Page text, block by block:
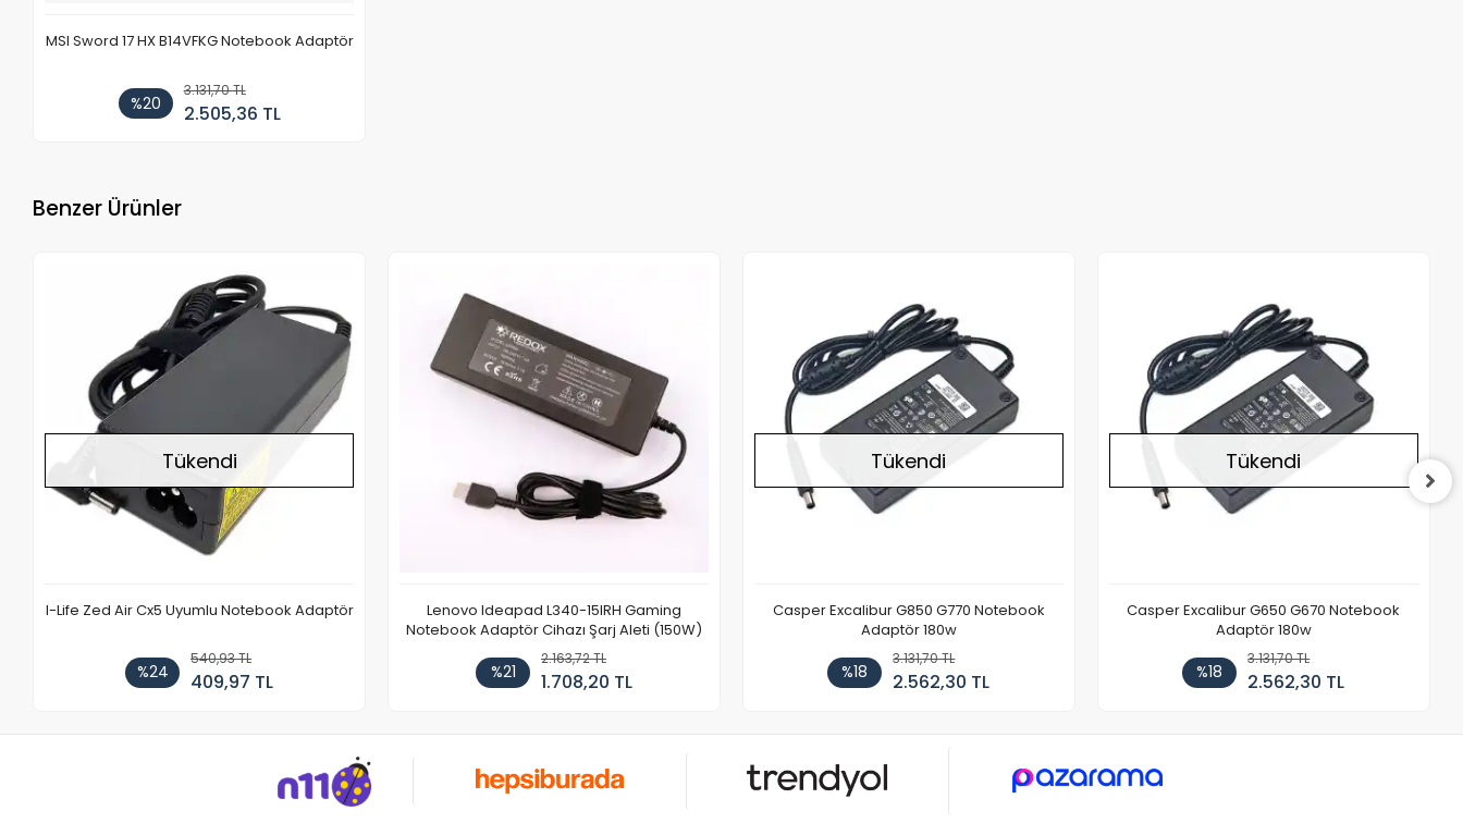
MSI Sword 17 HX B14VFKG Notebook Adaptör
%20
3.131,70 TL
2.505,36 TL
Benzer Ürünler
Tükendi
I-Life Zed Air Cx5 Uyumlu Notebook Adaptör
%24
540,93 TL
409,97 TL
Lenovo Ideapad L340-15IRH Gaming
Notebook Adaptör Cihazı Şarj Aleti (150W)
%21
2.163,72 TL
1.708,20 TL
Tükendi
Casper Excalibur G850 G770 Notebook
Adaptör 180w
%18
3.131,70 TL
2.562,30 TL
Tükendi
Casper Excalibur G650 G670 Notebook
Adaptör 180w
%18
3.131,70 TL
2.562,30 TL